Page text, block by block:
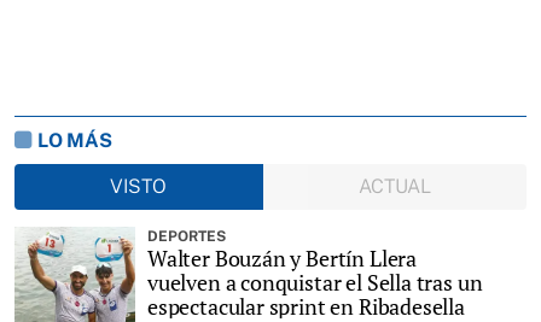
LO MÁS
VISTO
ACTUAL
DEPORTES
Walter Bouzán y Bertín Llera
vuelven a conquistar el Sella tras un
espectacular sprint en Ribadesella